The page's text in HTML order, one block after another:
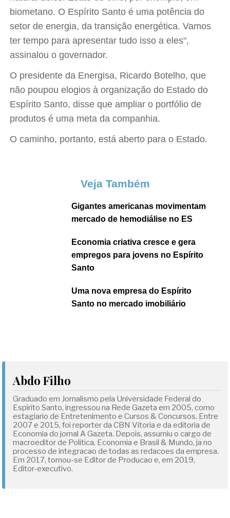
biometano. O Espírito Santo é uma potência do
setor de energia, da transição energética. Vamos
ter tempo para apresentar tudo isso a eles",
assinalou o governador.
O presidente da Energisa, Ricardo Botelho, que
não poupou elogios à organização do Estado do
Espírito Santo, disse que ampliar o portfólio de
produtos é uma meta da companhia.
O caminho, portanto, está aberto para o Estado.
Veja Também
Gigantes americanas movimentam
mercado de hemodiálise no ES
Economia criativa cresce e gera
empregos para jovens no Espírito
Santo
Uma nova empresa do Espírito
Santo no mercado imobiliário
Abdo Filho
Graduado em Jornalismo pela Universidade Federal do
Espirito Santo, ingressou na Rede Gazeta em 2005, como
estagiario de Entretenimento e Cursos & Concursos. Entre
2007 e 2015, foi reporter da CBN Vitoria e da editoria de
Economia do jornal A Gazeta. Depois, assumiu o cargo de
macroeditor de Politica, Economia e Brasil & Mundo, ja no
processo de integracao de todas as redacoes da empresa.
Em 2017, tornou-se Editor de Producao e, em 2019,
Editor-executivo.